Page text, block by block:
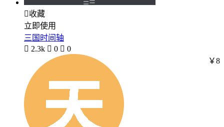
收藏
立即使用
三国时间轴
 2.3k  0  0
￥8